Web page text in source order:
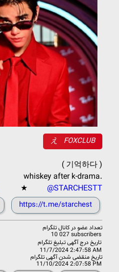
え ‌ ‌ FOXCLUB
‌ ‌ ‌( 기억하다 )
‌ ‌ ‌‌whiskey after k-drama.
★ @STARCHESTT
https://t.me/starchest
تعداد عضو در کانال تلگرام
10 027 subscribers
تاریخ درج آگهی تبلیغ تلگرام
11/7/2024 2:47:58 AM
تاریخ منقضی شدن آگهی تلگرام
11/10/2024 2:07:58 PM